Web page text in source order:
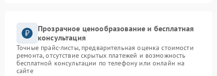
Прозрачное ценообразование и бесплатная
консультация
Точные прайс-листы, предварительная оценка стоимости
ремонта, отсутствие скрытых платежей и возможность
бесплатной консультации по телефону или онлайн на
сайте